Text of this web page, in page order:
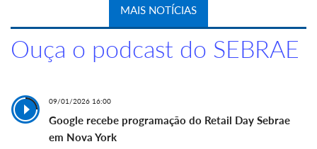
MAIS NOTÍCIAS
Ouça o podcast do SEBRAE
09/01/2026 16:00
Google recebe programação do Retail Day Sebrae
em Nova York